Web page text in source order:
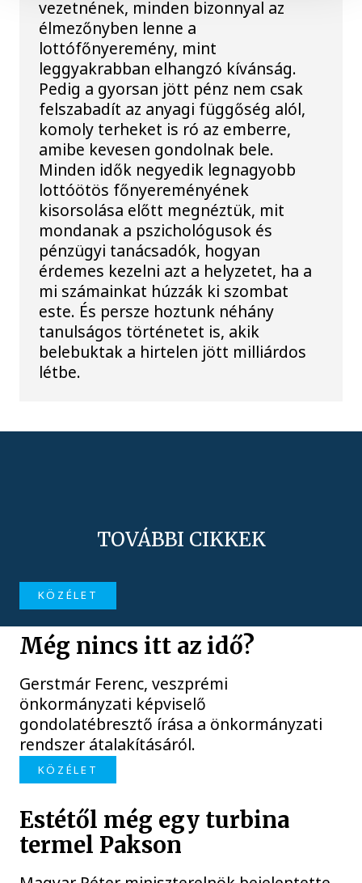
vezetnének, minden bizonnyal az
élmezőnyben lenne a
lottófőnyeremény, mint
leggyakrabban elhangzó kívánság.
Pedig a gyorsan jött pénz nem csak
felszabadít az anyagi függőség alól,
komoly terheket is ró az emberre,
amibe kevesen gondolnak bele.
Minden idők negyedik legnagyobb
lottóötös főnyereményének
kisorsolása előtt megnéztük, mit
mondanak a pszichológusok és
pénzügyi tanácsadók, hogyan
érdemes kezelni azt a helyzetet, ha a
mi számainkat húzzák ki szombat
este. És persze hoztunk néhány
tanulságos történetet is, akik
belebuktak a hirtelen jött milliárdos
létbe.
TOVÁBBI CIKKEK
KÖZÉLET
Még nincs itt az idő?
Gerstmár Ferenc, veszprémi
önkormányzati képviselő
gondolatébresztő írása a önkormányzati
rendszer átalakításáról.
KÖZÉLET
Estétől még egy turbina
termel Pakson